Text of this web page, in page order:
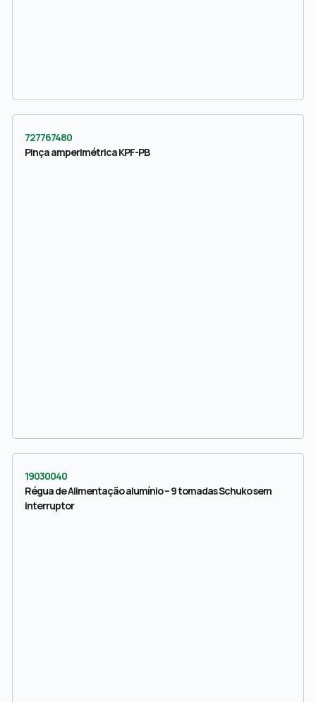
727767480
Pinça amperimétrica KPF-PB
19030040
Régua de Alimentação alumínio – 9 tomadas Schuko sem
interruptor